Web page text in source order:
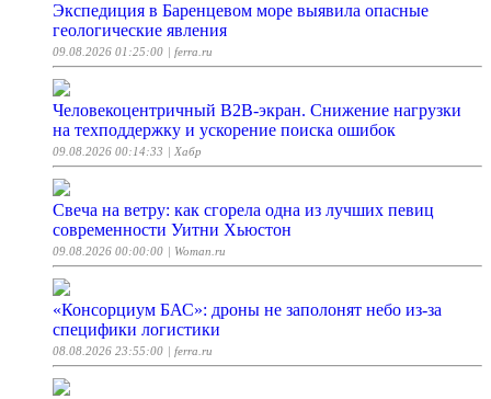
Экспедиция в Баренцевом море выявила опасные
геологические явления
09.08.2026 01:25:00 | ferra.ru
Человекоцентричный B2B-экран. Снижение нагрузки
на техподдержку и ускорение поиска ошибок
09.08.2026 00:14:33 | Хабр
Свеча на ветру: как сгорела одна из лучших певиц
современности Уитни Хьюстон
09.08.2026 00:00:00 | Woman.ru
«Консорциум БАС»: дроны не заполонят небо из-за
специфики логистики
08.08.2026 23:55:00 | ferra.ru